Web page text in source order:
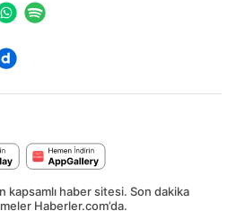
kapsamlı haber sitesi. Son dakika
Haberler.com’da.